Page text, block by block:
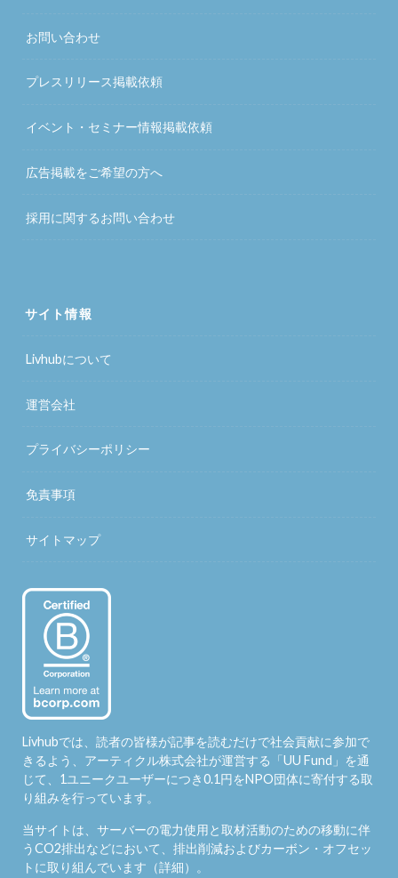
お問い合わせ
プレスリリース掲載依頼
イベント・セミナー情報掲載依頼
広告掲載をご希望の方へ
採用に関するお問い合わせ
サイト情報
Livhubについて
運営会社
プライバシーポリシー
免責事項
サイトマップ
Livhubでは、読者の皆様が記事を読むだけで社会貢献に参加で
きるよう、アーティクル株式会社が運営する「UU Fund 」を通
じて、1ユニークユーザーにつき0.1円をNPO団体に寄付する取
り組みを行っています。
当サイトは、サーバーの電力使用と取材活動のための移動に伴
うCO2排出などにおいて、排出削減およびカーボン・オフセッ
トに取り組んでいます（詳細）。